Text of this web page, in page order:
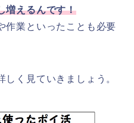
増えるんです！
作業といったことも必要
く見ていきましょう。